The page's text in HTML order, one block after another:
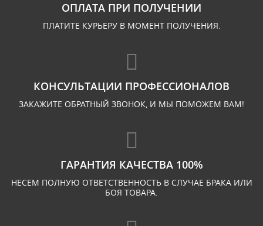
ОПЛАТА ПРИ ПОЛУЧЕНИИ
ПЛАТИТЕ КУРЬЕРУ В МОМЕНТ ПОЛУЧЕНИЯ.
КОНСУЛЬТАЦИИ ПРОФЕССИОНАЛОВ
ЗАКАЖИТЕ ОБРАТНЫЙ ЗВОНОК, И МЫ ПОМОЖЕМ ВАМ!
ГАРАНТИЯ КАЧЕСТВА 100%
НЕСЕМ ПОЛНУЮ ОТВЕТСТВЕННОСТЬ В СЛУЧАЕ БРАКА ИЛИ
БОЯ ТОВАРА.